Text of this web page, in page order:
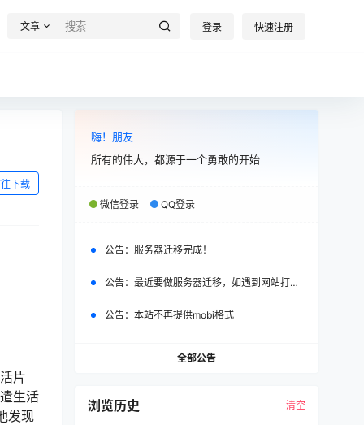
文章 登录 快速注册
下载
片
生活
发现
嗨！朋友
所有的伟大，都源于一个勇敢的开始
微信登录 QQ登录
公告： 服务器迁移完成！
公告： 最近要做服务器迁移，如遇到网站打不开，请改日再试。
公告： 本站不再提供mobi格式
全部公告
浏览历史 清空